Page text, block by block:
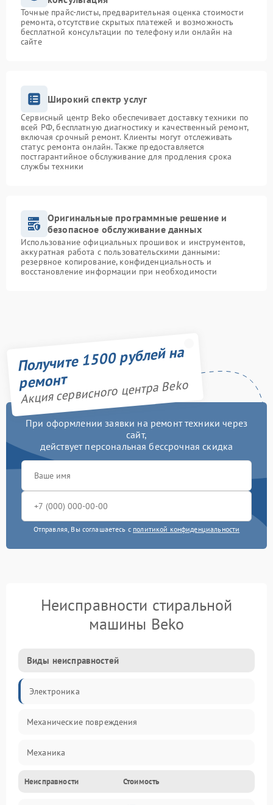
Точные прайс-листы, предварительная оценка стоимости
ремонта, отсутствие скрытых платежей и возможность
бесплатной консультации по телефону или онлайн на
сайте
Широкий спектр услуг
Сервисный центр Beko обеспечивает доставку техники по
всей РФ, бесплатную диагностику и качественный ремонт,
включая срочный ремонт. Клиенты могут отслеживать
статус ремонта онлайн. Также предоставляется
постгарантийное обслуживание для продления срока
службы техники
Оригинальные программные решение и
безопасное обслуживание данных
Использование официальных прошивок и инструментов,
аккуратная работа с пользовательскими данными:
резервное копирование, конфиденциальность и
восстановление информации при необходимости
Получите 1500 рублей на
ремонт
Акция сервисного центра Beko
При оформлении заявки на ремонт техники через
сайт,
действует персональная бессрочная скидка
Отправляя, Вы соглашаетесь с политикой конфиденциальности
Неисправности стиральной
машины Beko
Виды неисправностей
Электроника
Механические повреждения
Механика
Электропитание
Неисправности Стоимость